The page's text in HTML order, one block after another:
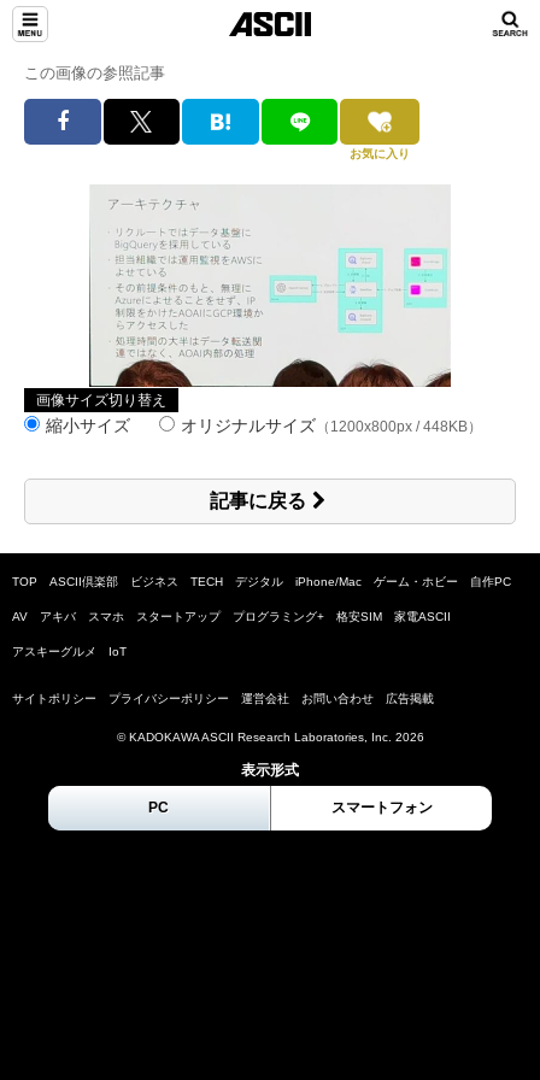
この画像の参照記事
お気に入り
画像サイズ切り替え
縮小サイズ オリジナルサイズ （1200x800px / 448KB）
記事に戻る
TOP ASCII倶楽部 ビジネス TECH デジタル iPhone/Mac ゲーム・ホビー 自作PC
AV アキバ スマホ スタートアップ プログラミング+ 格安SIM 家電ASCII
アスキーグルメ IoT
サイトポリシー プライバシーポリシー 運営会社 お問い合わせ 広告掲載
© KADOKAWA ASCII Research Laboratories, Inc. 2026
表示形式
PC スマートフォン